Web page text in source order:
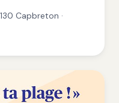
Capbreton ·